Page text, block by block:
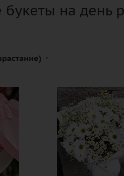
на день
Цвет
белый
Описание
танацетум
(полевая
ромашка),
хризантема